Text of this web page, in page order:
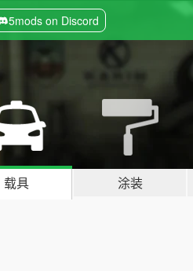
5mods on Discord
载具 涂装